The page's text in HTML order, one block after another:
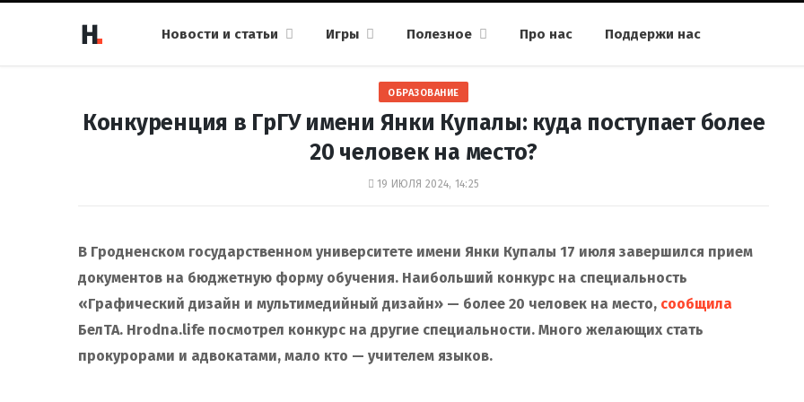
Новости и статьи Игры Полезное Про нас Поддержи нас
ОБРАЗОВАНИЕ
Конкуренция в ГрГУ имени Янки Купалы: куда поступает более
20 человек на место?
19 ИЮЛЯ 2024, 14:25
В Гродненском государственном университете имени Янки Купалы 17 июля завершился прием
документов на бюджетную форму обучения. Наибольший конкурс на специальность
«Графический дизайн и мультимедийный дизайн» — более 20 человек на место, сообщила
БелТА. Hrodna.life посмотрел конкурс на другие специальности. Много желающих стать
прокурорами и адвокатами, мало кто — учителем языков.